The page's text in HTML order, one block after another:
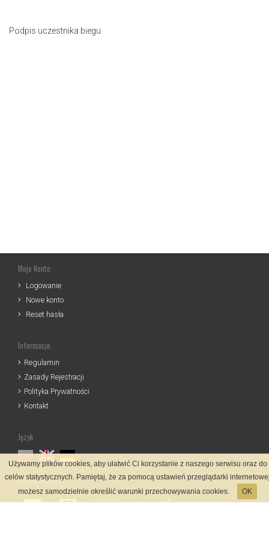
Podpis uczestnika biegu
Moje Konto
Logowanie
Nowe konto
Reset hasła
Informacje
Regulamin
Zasady Rejestracji
Polityka Prywatności
Kontakt
Język
Metody płatności
Używamy plików cookies, aby ułatwić Ci korzystanie z naszego serwisu oraz do
celów statystycznych. Pamiętaj, że za pomocą ustawień przeglądarki
możesz samodzielnie określić warunki przechowywania cookies.
OK